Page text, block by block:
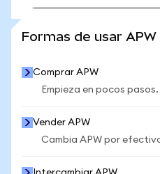
Formas de usar
Comprar APW
Empieza en pocos pasos.
Vender APW
Cambia APW por